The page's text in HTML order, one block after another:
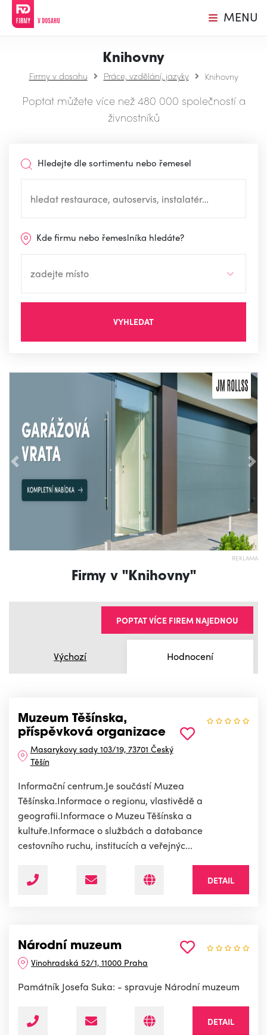
MENU
Knihovny
Firmy v dosahu Práce, vzdělání, jazyky Knihovny
Poptat můžete více než 480 000 společností a
živnostníků
Hledejte dle sortimentu nebo řemesel
Kde firmu nebo řemeslníka hledáte?
VYHLEDAT
Předchozí
REKLAMA
Firmy v "Knihovny"
Výchozí Hodnocení
POPTAT VÍCE FIREM NAJEDNOU
Muzeum Těšínska,
příspěvková organizace
Masarykovy sady 103/19, 73701 Český
Těšín
Informační centrum.Je součástí Muzea
Těšínska.Informace o regionu, vlastivědě a
geografii.Informace o Muzeu Těšínska a
kultuře.Informace o službách a databance
cestovního ruchu, institucích a veřejnýc...
DETAIL
Národní muzeum
Vinohradská 52/1, 11000 Praha
Památník Josefa Suka: - spravuje Národní muzeum
DETAIL